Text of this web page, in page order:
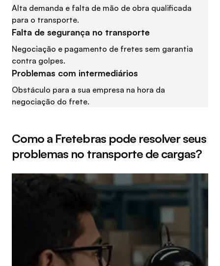
Alta demanda e falta de mão de obra qualificada
para o transporte.
Falta de segurança no transporte
Negociação e pagamento de fretes sem garantia
contra golpes.
Problemas com intermediários
Obstáculo para a sua empresa na hora da
negociação do frete.
Como a Fretebras pode resolver seus
problemas no transporte de cargas?